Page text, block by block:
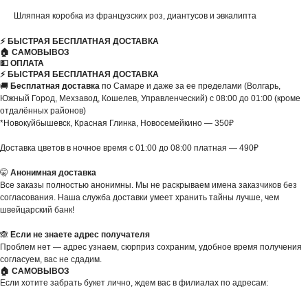
Шляпная коробка из французских роз, диантусов и эвкалипта
⚡️ БЫСТРАЯ БЕСПЛАТНАЯ ДОСТАВКА
🏠 САМОВЫВОЗ
💵 ОПЛАТА
⚡️ БЫСТРАЯ БЕСПЛАТНАЯ ДОСТАВКА
🚚 Бесплатная доставка по Самаре и даже за ее пределами (Волгарь,
Южный Город, Мехзавод, Кошелев, Управленческий) с 08:00 до 01:00 (кроме
отдалённых районов)
*Новокуйбышевск, Красная Глинка, Новосемейкино — 350₽
Доставка цветов в ночное время с 01:00 до 08:00 платная — 490₽
🤫 Анонимная доставка
Все заказы полностью анонимны. Мы не раскрываем имена заказчиков без
согласования. Наша служба доставки умеет хранить тайны лучше, чем
швейцарский банк!
🙈 Если не знаете адрес получателя
Проблем нет — адрес узнаем, сюрприз сохраним, удобное время получения
согласуем, вас не сдадим.
🏠 САМОВЫВОЗ
Если хотите забрать букет лично, ждем вас в филиалах по адресам: